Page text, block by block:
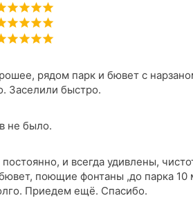
рядом парк и бювет с
Заселили быстро.
не было.
и всегда удивлены,
поющие фонтаны ,до парка 10
Приедем ещё. Спасибо.